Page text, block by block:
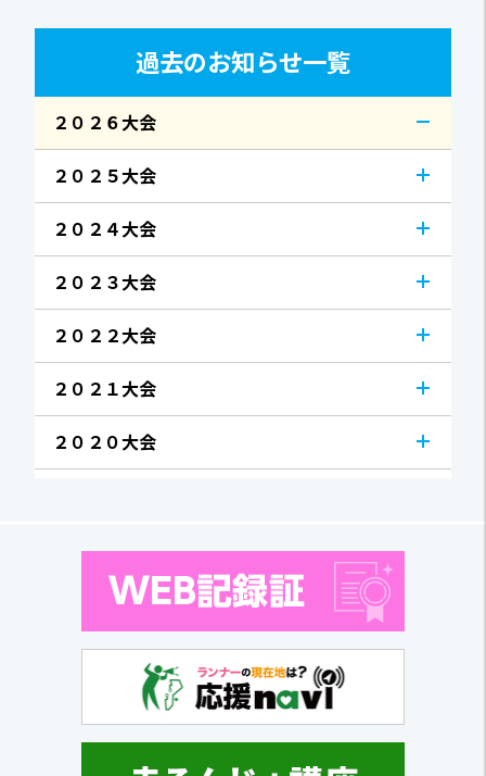
過去のお知らせ一覧
２０２６大会
２０２５大会
２０２４大会
２０２３大会
２０２２大会
２０２１大会
２０２０大会